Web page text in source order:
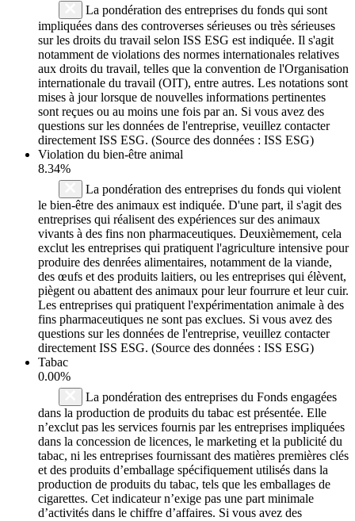
La pondération des entreprises du fonds qui sont
impliquées dans des controverses sérieuses ou très sérieuses
sur les droits du travail selon ISS ESG est indiquée. Il s'agit
notamment de violations des normes internationales relatives
aux droits du travail, telles que la convention de l'Organisation
internationale du travail (OIT), entre autres. Les notations sont
mises à jour lorsque de nouvelles informations pertinentes
sont reçues ou au moins une fois par an. Si vous avez des
questions sur les données de l'entreprise, veuillez contacter
directement ISS ESG. (Source des données : ISS ESG)
Violation du bien-être animal
8.34%
La pondération des entreprises du fonds qui violent
le bien-être des animaux est indiquée. D'une part, il s'agit des
entreprises qui réalisent des expériences sur des animaux
vivants à des fins non pharmaceutiques. Deuxièmement, cela
exclut les entreprises qui pratiquent l'agriculture intensive pour
produire des denrées alimentaires, notamment de la viande,
des œufs et des produits laitiers, ou les entreprises qui élèvent,
piègent ou abattent des animaux pour leur fourrure et leur cuir.
Les entreprises qui pratiquent l'expérimentation animale à des
fins pharmaceutiques ne sont pas exclues. Si vous avez des
questions sur les données de l'entreprise, veuillez contacter
directement ISS ESG. (Source des données : ISS ESG)
Tabac
0.00%
La pondération des entreprises du Fonds engagées
dans la production de produits du tabac est présentée. Elle
n’exclut pas les services fournis par les entreprises impliquées
dans la concession de licences, le marketing et la publicité du
tabac, ni les entreprises fournissant des matières premières clés
et des produits d’emballage spécifiquement utilisés dans la
production de produits du tabac, tels que les emballages de
cigarettes. Cet indicateur n’exige pas une part minimale
d’activités dans le chiffre d’affaires. Si vous avez des